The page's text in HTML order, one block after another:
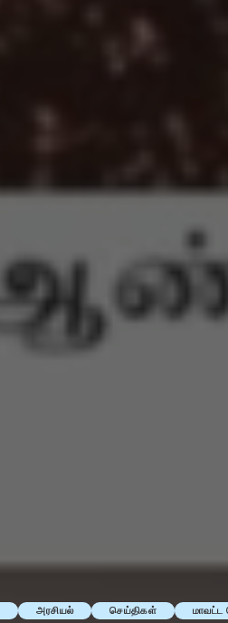
அரசியல் செய்திகள் மாவட்ட